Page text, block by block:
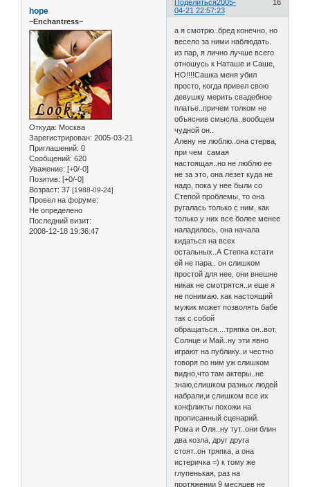
Поделиться 16
2005-
04-21 22:57:23
hope
~Enchantress~
Откуда: Москва
Зарегистрирован: 2005-03-21
Приглашений: 0
Сообщений: 620
Уважение: [+0/-0]
Позитив: [+0/-0]
Возраст: 37 [1988-09-24]
Провел на форуме:
Не определено
Последний визит:
2008-12-18 19:36:47
а я смотрю..бред конечно, но
весело за ними наблюдать.
из пар, я лично лучше всего
отношусь к Наташе и Саше,
НО!!!!Сашка меня убил
просто, когда привел свою
девушку мерить свадебное
платье..причем толком не
объяснив смысла..вообщем
чудной он..
Алену не люблю..она стерва,
при чем самая
настоящая..но не люблю ее
не за это, она лезет куда не
надо, пока у нее были со
Степой проблемы, то она
ругалась только с ним, как
только у них все более менее
наладилось, она начала
кидаться на всех
остальных..А Степка кстати
ей не пара.. он слишком
простой для нее, они внешне
никак не смотрятся..и еще я
не понимаю. как настоящий
мужик может позволять бабе
так с собой
обращаться....тряпка он..вот.
Солнце и Май..ну эти явно
играют на публику..и честно
говоря по ним уж слишком
видно,что там актеры..не
знаю,слишком разных людей
набрали,и слишком все их
конфликты похожи на
прописанный сценарий.
Рома и Оля..ну тут..они блин
два козла, друг друга
стоят..он тряпка, а она
истеричка =) к тому же
глупенькая, раз на
протяжении 9 месяцев не